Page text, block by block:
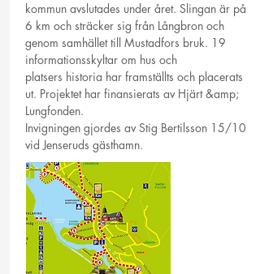
kommun avslutades under året. Slingan är på
6 km och sträcker sig från Långbron och
genom samhället till Mustadfors bruk. 19
informationsskyltar om hus och
platsers historia har framställts och placerats
ut. Projektet har finansierats av Hjärt &amp;
Lungfonden.
Invigningen gjordes av Stig Bertilsson 15/10
vid Jenseruds gästhamn.